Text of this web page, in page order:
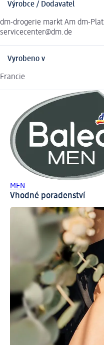
Výrobce / Dodavatel
dm-drogerie markt Am dm-
servicecenter@dm.de
Vyrobeno v
Francie
MEN
Vhodné poradenství